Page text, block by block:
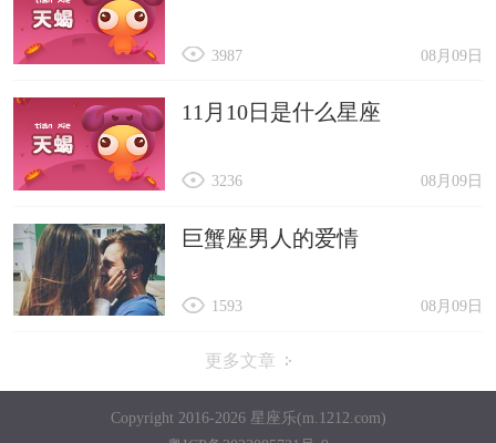
08月09日
3987
11月10日是什么星座
08月09日
3236
巨蟹座男人的爱情
08月09日
1593
更多文章
Copyright 2016-2026 星座乐(m.1212.com)